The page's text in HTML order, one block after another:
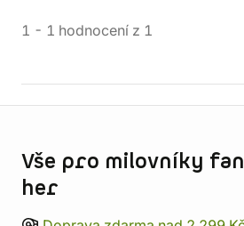
1 - 1 hodnocení z 1
Vše pro milovníky
her